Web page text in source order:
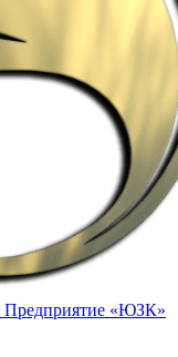
Предприятие «ЮЗК»